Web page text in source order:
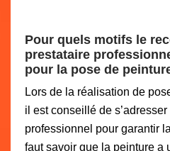
Pour quels motifs le
prestataire
pour la pose de
Lors de la réalisation de
il est conseillé de
professionnel pour garantir
faut savoir que la peinture a